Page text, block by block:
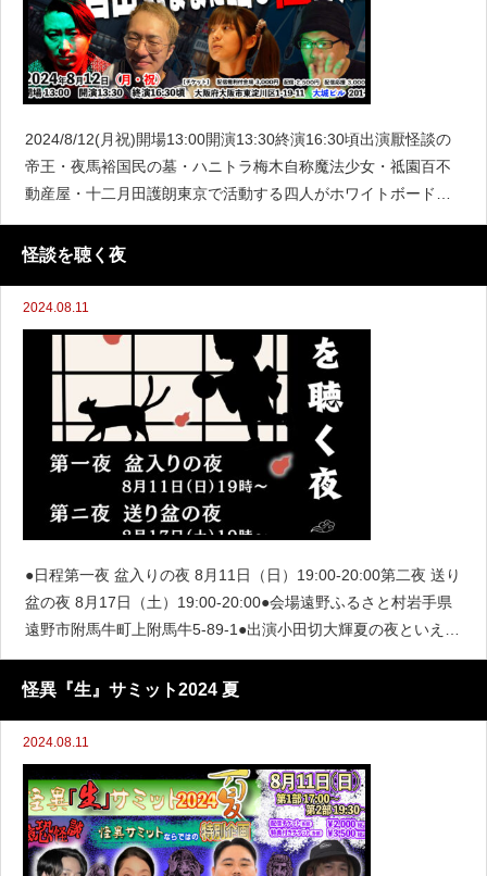
2024/8/12(月祝)開場13:00開演13:30終演16:30頃出演厭怪談の
帝王・夜馬裕国民の墓・ハニトラ梅木自称魔法少女・祗園百不
動産屋・十二月田護朗東京で活動する四人がホワイトボードを
使って自由気ままに怪談を語りたい。だってここは自由の街、
大阪だから。1人30分の
怪談を聴く夜
2024.08.11
●日程第一夜 盆入りの夜 8月11日（日）19:00-20:00第二夜 送り
盆の夜 8月17日（土）19:00-20:00●会場遠野ふるさと村岩手県
遠野市附馬牛町上附馬牛5-89-1●出演小田切大輝夏の夜といえ
ば、こわーい 怖い！怪談話。今年は本物の怪談師のお話で、涼
しくなってみま
怪異『生』サミット2024 夏
2024.08.11